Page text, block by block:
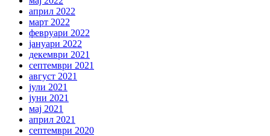
април 2022
март 2022
февруари 2022
јануари 2022
декември 2021
септември 2021
август 2021
јули 2021
јуни 2021
мај 2021
април 2021
септември 2020